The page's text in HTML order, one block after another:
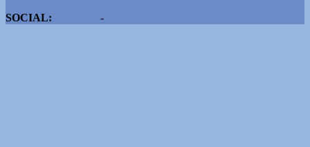
SOCIAL:
-